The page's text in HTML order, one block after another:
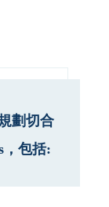
劃切合
，包括: